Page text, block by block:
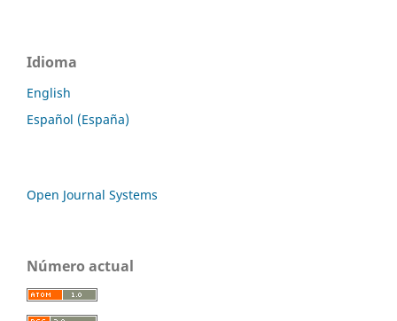
Idioma
English
Español (España)
Open Journal Systems
Número actual